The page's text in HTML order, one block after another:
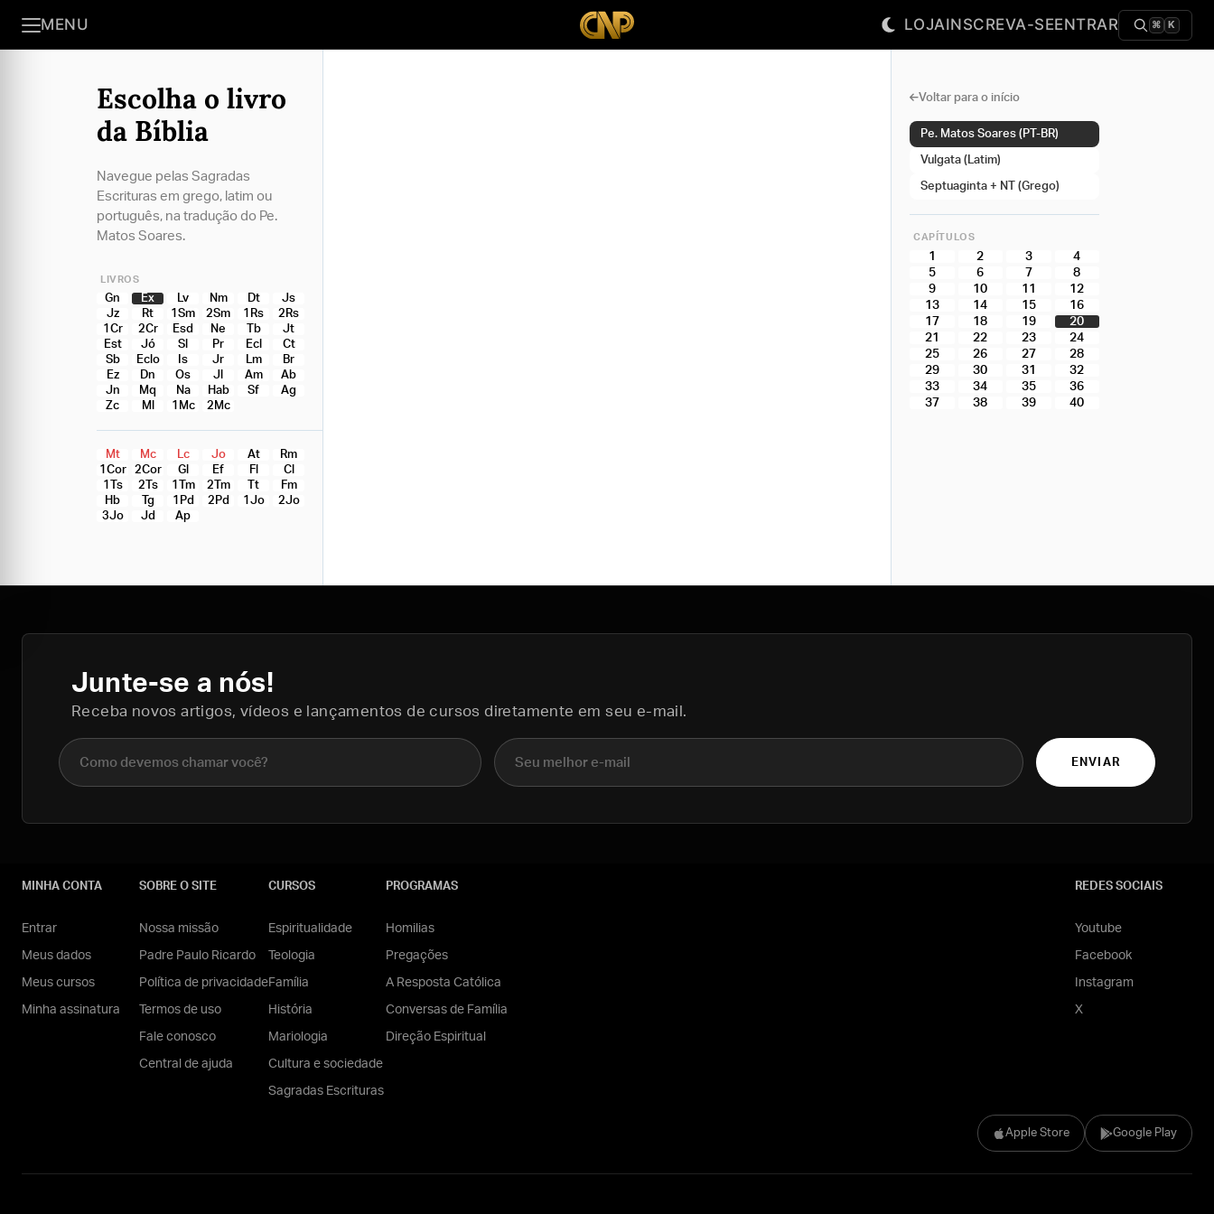
MENU LOJAINSCREVA-SEENTRAR ⌘ K
Escolha o livro
da Bíblia
Navegue pelas Sagradas
Escrituras em grego, latim ou
português, na tradução do Pe.
Matos Soares.
LIVROS
Gn Ex Lv Nm Dt
Js
Jz
Rt 1Sm 2Sm 1Rs
2Rs
1Cr
2Cr Esd Ne Tb
Jt
Est
Jó Sl Pr Ecl
Ct
Sb
Eclo Is Jr Lm
Br
Ez
Dn Os Jl Am
Ab
Jn
Mq Na Hab Sf
Ag
Zc
Ml 1Mc 2Mc
Mt Mc Lc Jo At
Rm
1Cor
2Cor Gl Ef Fl
Cl
1Ts
2Ts 1Tm 2Tm Tt
Fm
Hb
Tg 1Pd 2Pd 1Jo
2Jo
3Jo
Jd Ap
Voltar para o início
Pe. Matos Soares (PT-BR)
Vulgata (Latim)
Septuaginta + NT (Grego)
CAPÍTULOS
1 2 3
4
5
6 7
8
9
10 11
12
13
14 15
16
17
18 19
20
21
22 23
24
25
26 27
28
29
30 31
32
33
34 35
36
37
38 39 40
Junte-se a nós!
Receba novos artigos, vídeos e lançamentos de cursos diretamente em seu e-mail.
Nome completo E-mail
ENVIAR
Apple Store Google Play
MINHA CONTA
Entrar
Meus dados
Meus cursos
Minha assinatura
SOBRE O SITE
Nossa missão
Padre Paulo Ricardo
Política de privacidade
Termos de uso
Fale conosco
Central de ajuda
CURSOS
Espiritualidade
Teologia
Família
História
Mariologia
Cultura e sociedade
Sagradas Escrituras
PROGRAMAS
Homilias
Pregações
A Resposta Católica
Conversas de Família
Direção Espiritual
REDES SOCIAIS
Youtube
Facebook
Instagram
X